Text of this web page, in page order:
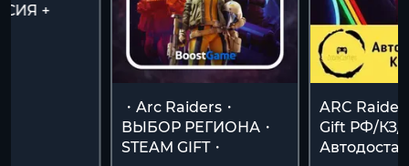
+
・Arc Raiders・
ВЫБОР РЕГИОНА・
STEAM GIFT・
ARC
Gift РФ/КЗ/